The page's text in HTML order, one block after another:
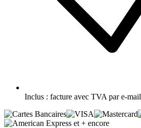
Inclus : facture avec TVA par e-mail
et + encore